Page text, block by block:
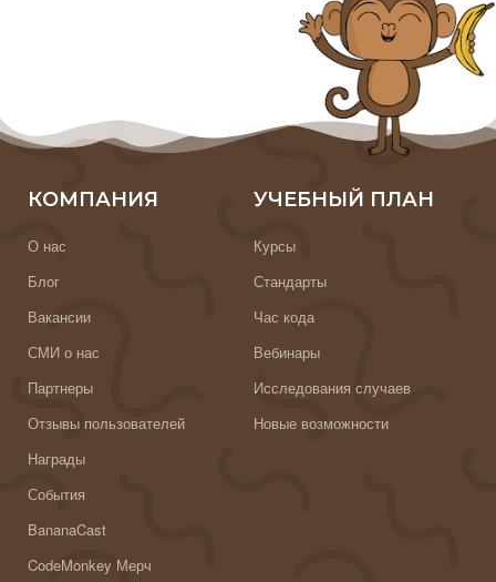
КОМПАНИЯ
О нас
Блог
Вакансии
СМИ о нас
Партнеры
Отзывы пользователей
Награды
События
BananaCast
CodeMonkey Мерч
УЧЕБНЫЙ ПЛАН
Курсы
Стандарты
Час кода
Вебинары
Исследования случаев
Новые возможности